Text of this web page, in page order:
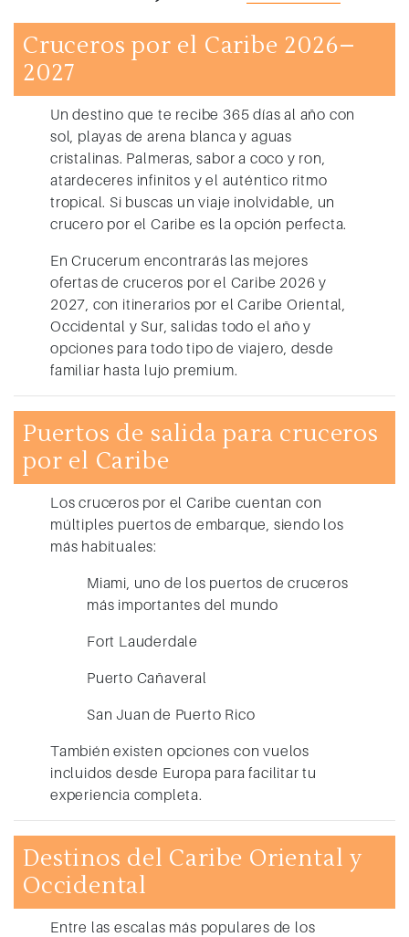
Cruceros por el Caribe 2026–
2027
Un destino que te recibe 365 días al año con
sol, playas de arena blanca y aguas
cristalinas. Palmeras, sabor a coco y ron,
atardeceres infinitos y el auténtico ritmo
tropical. Si buscas un viaje inolvidable, un
crucero por el Caribe es la opción perfecta.
En Crucerum encontrarás las mejores
ofertas de cruceros por el Caribe 2026 y
2027 , con itinerarios por el Caribe Oriental,
Occidental y Sur, salidas todo el año y
opciones para todo tipo de viajero, desde
familiar hasta lujo premium.
Puertos de salida para cruceros
por el Caribe
Loscruceros por el Caribe cuentan con
múltiples puertos de embarque, siendo los
más habituales:
Miami , uno de los puertos de cruceros
más importantes del mundo
Fort Lauderdale
Puerto Cañaveral
San Juan de Puerto Rico
También existen opciones con vuelos
incluidos desde Europa para facilitar tu
experiencia completa.
Destinos del Caribe Oriental y
Occidental
Entre las escalas más populares de los